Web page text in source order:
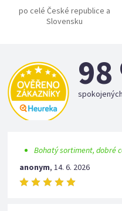
po celé České republice a
Slovensku
98
Bohatý sortiment, dobré
anonym,14. 6. 2026